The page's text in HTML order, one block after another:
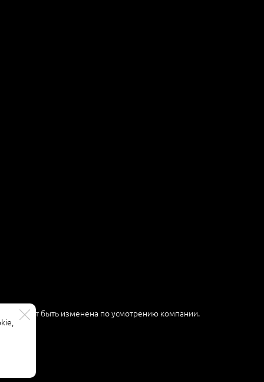
и может быть изменена по усмотрению компании.